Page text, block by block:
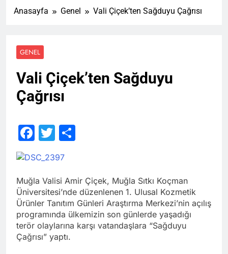
Anasayfa Genel Vali Çiçek’ten Sağduyu Çağrısı
GENEL
Vali Çiçek’ten Sağduyu
Çağrısı
Facebook
Twitter
Muğla Valisi Amir Çiçek, Muğla Sıtkı Koçman
Üniversitesi’nde düzenlenen 1. Ulusal Kozmetik
Ürünler Tanıtım Günleri Araştırma Merkezi’nin açılış
programında ülkemizin son günlerde yaşadığı
terör olaylarına karşı vatandaşlara “Sağduyu
Çağrısı” yaptı.